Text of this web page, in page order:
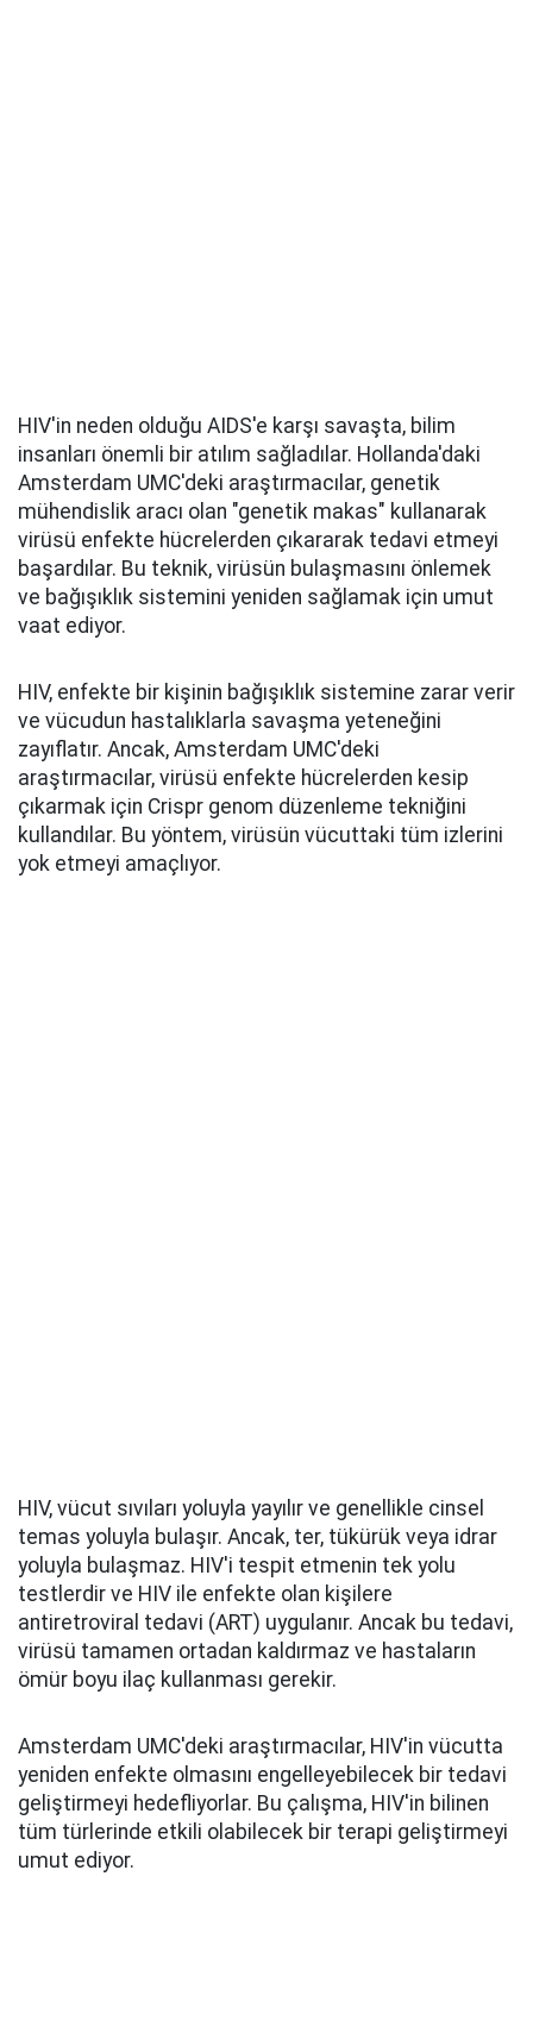
HIV'in neden olduğu AIDS'e karşı savaşta, bilim
insanları önemli bir atılım sağladılar. Hollanda'daki
Amsterdam UMC'deki araştırmacılar, genetik
mühendislik aracı olan "genetik makas" kullanarak
virüsü enfekte hücrelerden çıkararak tedavi etmeyi
başardılar. Bu teknik, virüsün bulaşmasını önlemek
ve bağışıklık sistemini yeniden sağlamak için umut
vaat ediyor.
HIV, enfekte bir kişinin bağışıklık sistemine zarar verir
ve vücudun hastalıklarla savaşma yeteneğini
zayıflatır. Ancak, Amsterdam UMC'deki
araştırmacılar, virüsü enfekte hücrelerden kesip
çıkarmak için Crispr genom düzenleme tekniğini
kullandılar. Bu yöntem, virüsün vücuttaki tüm izlerini
yok etmeyi amaçlıyor.
HIV, vücut sıvıları yoluyla yayılır ve genellikle cinsel
temas yoluyla bulaşır. Ancak, ter, tükürük veya idrar
yoluyla bulaşmaz. HIV'i tespit etmenin tek yolu
testlerdir ve HIV ile enfekte olan kişilere
antiretroviral tedavi (ART) uygulanır. Ancak bu tedavi,
virüsü tamamen ortadan kaldırmaz ve hastaların
ömür boyu ilaç kullanması gerekir.
Amsterdam UMC'deki araştırmacılar, HIV'in vücutta
yeniden enfekte olmasını engelleyebilecek bir tedavi
geliştirmeyi hedefliyorlar. Bu çalışma, HIV'in bilinen
tüm türlerinde etkili olabilecek bir terapi geliştirmeyi
umut ediyor.